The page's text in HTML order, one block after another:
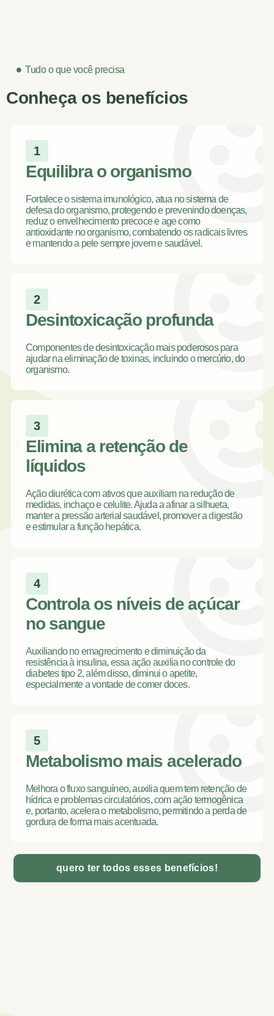
Tudo o que você precisa
Conheça os benefícios
1
Equilibra o organismo
Fortalece o sistema imunológico, atua no sistema de
defesa do organismo, protegendo e prevenindo doenças,
reduz o envelhecimento precoce e age como
antioxidante no organismo, combatendo os radicais livres
e mantendo a pele sempre jovem e saudável.
2
Desintoxicação profunda
Componentes de desintoxicação mais poderosos para
ajudar na eliminação de toxinas, incluindo o mercúrio, do
organismo.
3
Elimina a retenção de
líquidos
Ação diurética com ativos que auxiliam na redução de
medidas, inchaço e celulite. Ajuda a afinar a silhueta,
manter a pressão arterial saudável, promover a digestão
e estimular a função hepática.
4
Controla os níveis de açúcar
no sangue
Auxiliando no emagrecimento e diminuição da
resistência à insulina, essa ação auxilia no controle do
diabetes tipo 2, além disso, diminui o apetite,
especialmente a vontade de comer doces.
5
Metabolismo mais acelerado
Melhora o fluxo sanguíneo, auxilia quem tem retenção de
hídrica e problemas circulatórios, com ação termogênica
e, portanto, acelera o metabolismo, permitindo a perda de
gordura de forma mais acentuada.
quero ter todos esses benefícios!